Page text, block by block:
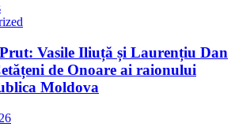
Vasile Iliuță și Laurențiu Dan
de Onoare ai raionului
Moldova